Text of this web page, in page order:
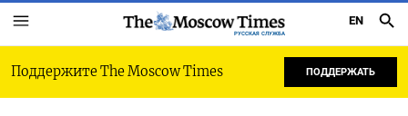
РУССКАЯ СЛУЖБА
EN
Поддержите The Moscow Times ПОДДЕРЖАТЬ